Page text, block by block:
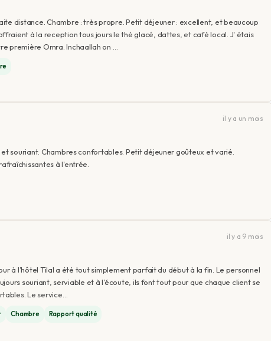
distance. Chambre : très propre. Petit déjeuner : excellent, et beaucoup
à la reception tous jours le thé glacé, dattes, et café local. J' étais
première Omra. Inchaallah on …
il y a un mois
souriant. Chambres confortables. Petit déjeuner goûteux et varié.
à l'entrée.
il y a 9 mois
à l’hôtel Tilal a été tout simplement parfait du début à la fin. Le personnel
souriant, serviable et à l’écoute, ils font tout pour que chaque client se
Le service…
Chambre Rapport qualité